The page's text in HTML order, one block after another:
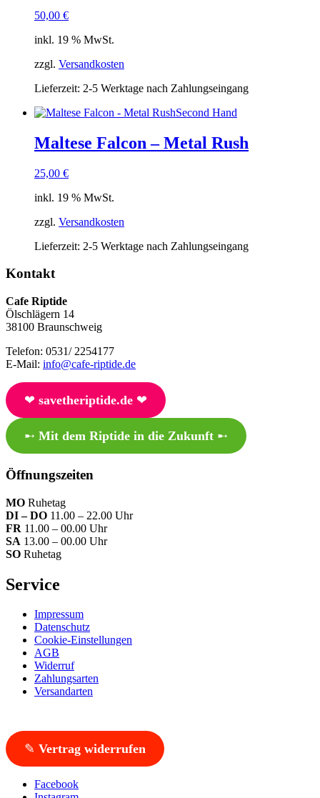
50,00 €
inkl. 19 % MwSt.
zzgl. Versandkosten
Lieferzeit: 2-5 Werktage nach Zahlungseingang
Second Hand
Maltese Falcon – Metal Rush
25,00 €
inkl. 19 % MwSt.
zzgl. Versandkosten
Lieferzeit: 2-5 Werktage nach Zahlungseingang
Kontakt
Cafe Riptide
Ölschlägern 14
38100 Braunschweig
Telefon: 0531/ 2254177
E-Mail: info@cafe-riptide.de
❤︎ savetheriptide.de❤︎
➸ Mit dem Riptide in die Zukunft➸
Öffnungszeiten
MO Ruhetag
DI – DO 11.00 – 22.00 Uhr
FR 11.00 – 00.00 Uhr
SA 13.00 – 00.00 Uhr
SO Ruhetag
Service
Impressum
Datenschutz
Cookie-Einstellungen
AGB
Widerruf
Zahlungsarten
Versandarten
✎ Vertrag widerrufen
Facebook